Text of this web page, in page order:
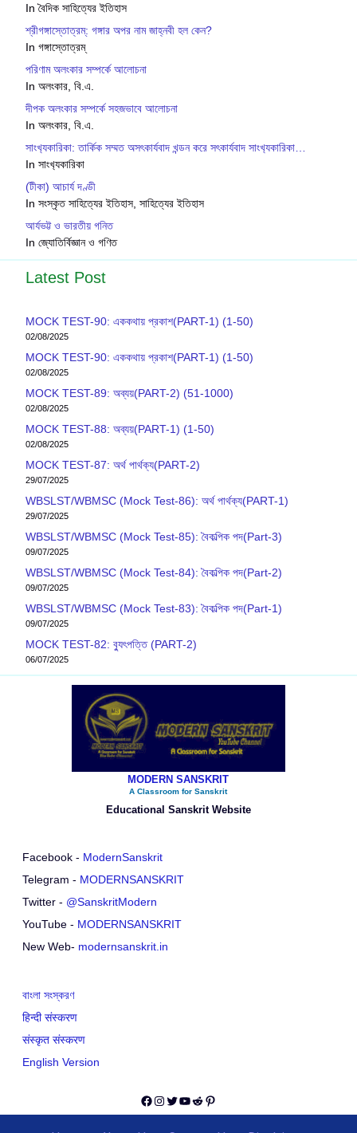
In বৈদিক সাহিত্যের ইতিহাস
শ্রীগঙ্গাস্তোত্রম্: গঙ্গার অপর নাম জাহ্নবী হল কেন?
In গঙ্গাস্তোত্রম্
পরিণাম অলংকার সম্পর্কে আলোচনা
In অলংকার, বি.এ.
দীপক অলংকার সম্পর্কে সহজভাবে আলোচনা
In অলংকার, বি.এ.
সাংখ‍্যকারিকা: তার্কিক সম্মত অসৎকার্যবাদ খন্ডন করে সৎকার্যবাদ সাংখ‍্যকারিকা…
In সাংখ‍্যকারিকা
(টীকা) আচার্য দণ্ডী
In সংস্কৃত সাহিত্যের ইতিহাস, সাহিত্যের ইতিহাস
আর্যভট্ট ও ভারতীয় গনিত
In জ্যোতির্বিজ্ঞান ও গণিত
Latest Post
MOCK TEST-90: এককথায় প্রকাশ(PART-1) (1-50)
02/08/2025
MOCK TEST-90: এককথায় প্রকাশ(PART-1) (1-50)
02/08/2025
MOCK TEST-89: অব্যয়(PART-2) (51-1000)
02/08/2025
MOCK TEST-88: অব্যয়(PART-1) (1-50)
02/08/2025
MOCK TEST-87: অর্থ পার্থক্য(PART-2)
29/07/2025
WBSLST/WBMSC (Mock Test-86): অর্থ পার্থক্য(PART-1)
29/07/2025
WBSLST/WBMSC (Mock Test-85): বৈকল্পিক পদ(Part-3)
09/07/2025
WBSLST/WBMSC (Mock Test-84): বৈকল্পিক পদ(Part-2)
09/07/2025
WBSLST/WBMSC (Mock Test-83): বৈকল্পিক পদ(Part-1)
09/07/2025
MOCK TEST-82: ব‍্যুৎপত্তি (PART-2)
06/07/2025
MODERN SANSKRIT
A Classroom for Sanskrit
Educational Sanskrit Website
Facebook - ModernSanskrit
Telegram - MODERNSANSKRIT
Twitter - @SanskritModern
YouTube - MODERNSANSKRIT
New Web- modernsanskrit.in
বাংলা সংস্করণ
हिन्दी संस्करण
संस्कृत संस्करण
English Version
Facebook
Instagram
Twitter
YouTube
Reddit
Pinterest